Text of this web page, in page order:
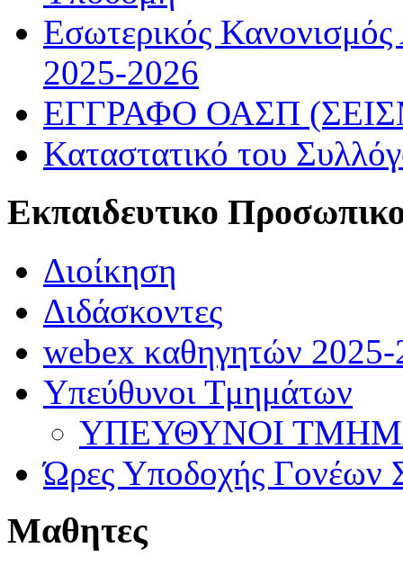
Εσωτερικός
2025-2026
ΕΓΓΡΑΦΟ ΟΑΣΠ
Καταστατικό του
Εκπαιδευτικο
Διοίκηση
Διδάσκοντες
webex καθηγητών
Υπεύθυνοι Τμημάτων
ΥΠΕΥΘΥΝΟΙ
Ώρες Υποδοχής Γονέων
Μαθητες